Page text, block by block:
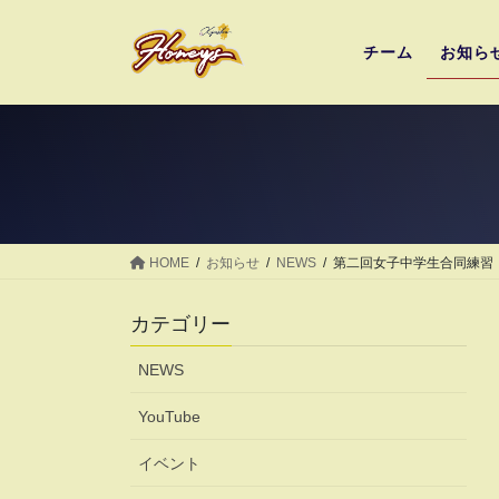
チーム お知ら
HOME お知らせ NEWS 第二回女子中学生合同練習
カテゴリー
NEWS
YouTube
イベント